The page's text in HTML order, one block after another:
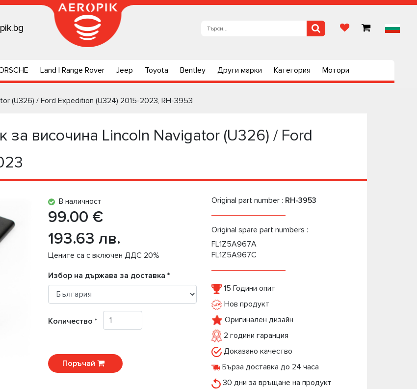
Land | Range Rover Jeep Toyota Bentley Други марки Категория Мотори
(U326) / Ford Expedition (U324) 2015-2023, RH-3953
за височина Lincoln Navigator (U326) / Ford
В наличност
99.00 €
193.63 лв.
Цените са с включен ДДС 20%
Избор на държава за доставка *
Количество *
Поръчай
Original part number : RH-3953
Original spare part numbers :
FL1Z5A967A
FL1Z5A967C
15 Години опит
Нов продукт
Оригинален дизайн
2 години гаранция
Доказано качество
Бърза доставка до 24 часа
30 дни за връщане на продукт